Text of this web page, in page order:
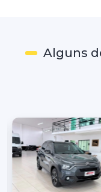
Alguns